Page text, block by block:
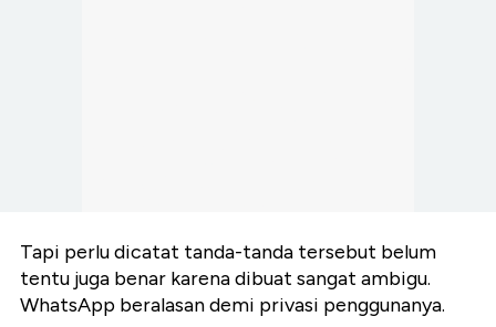
Tapi perlu dicatat tanda-tanda tersebut belum
tentu juga benar karena dibuat sangat ambigu.
WhatsApp beralasan demi privasi penggunanya.